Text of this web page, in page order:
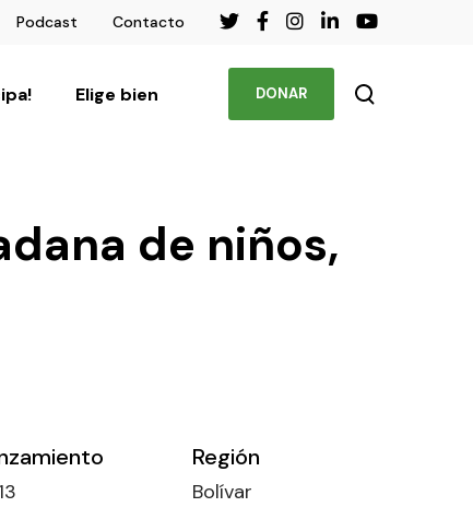
Podcast Contacto
Elige bien DONAR
de niños,
Región
Bolívar